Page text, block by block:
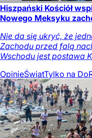
Hiszpański Kościół
Nowego Meksyku
Nie da się ukryć, że
Zachodu przed falą
Wschodu jest postawa
OpinieŚwiatTylko na